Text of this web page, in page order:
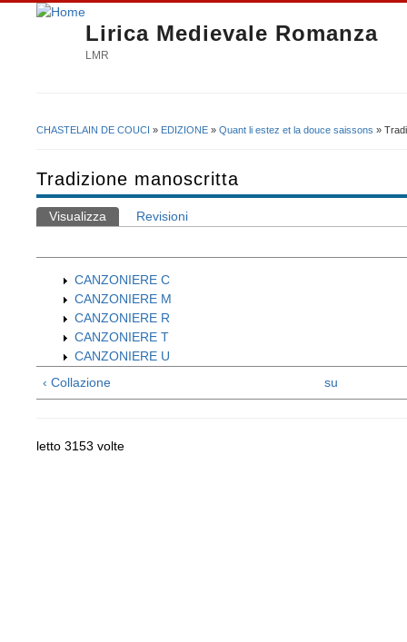
Lirica Medievale Romanza
LMR
CHASTELAIN DE COUCI » EDIZIONE » Quant li estez et la douce saissons »
Tradizione manoscritta
Schede primarie
Visualizza (scheda attiva)
Revisioni
CANZONIERE C
CANZONIERE M
CANZONIERE R
CANZONIERE T
CANZONIERE U
‹ Collazione
su
letto 3153 volte